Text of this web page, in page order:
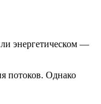
энергетическом —
потоков. Однако